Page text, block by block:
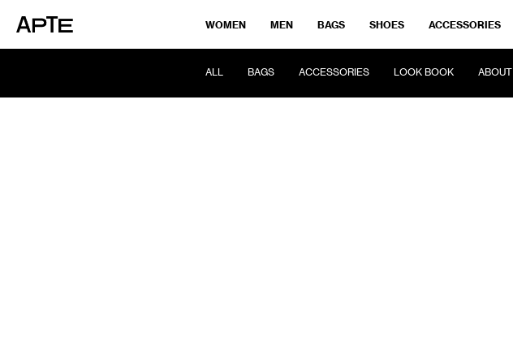
WOMEN MEN BAGS SHOES ACCESSORIES
ALL BAGS ACCESSORIES LOOK BOOK ABOUT